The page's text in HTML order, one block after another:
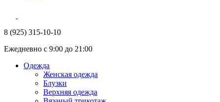
8 (925) 315-10-10
Ежедневно с 9:00 до 21:00
Одежда
Женская одежда
Блузки
Верхняя одежда